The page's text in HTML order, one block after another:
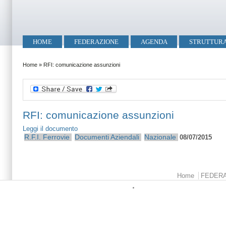
Menu principale
HOME FEDERAZIONE AGENDA
Tu sei qui
Home » RFI: comunicazione assunzioni
RFI: comunicazione assunzioni
Leggi il documento
R.F.I. Ferrovie Documenti Aziendali Nazionale 08/07/2015
Home